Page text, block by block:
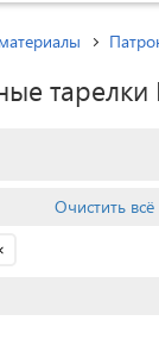
тарелки
Очистить всё